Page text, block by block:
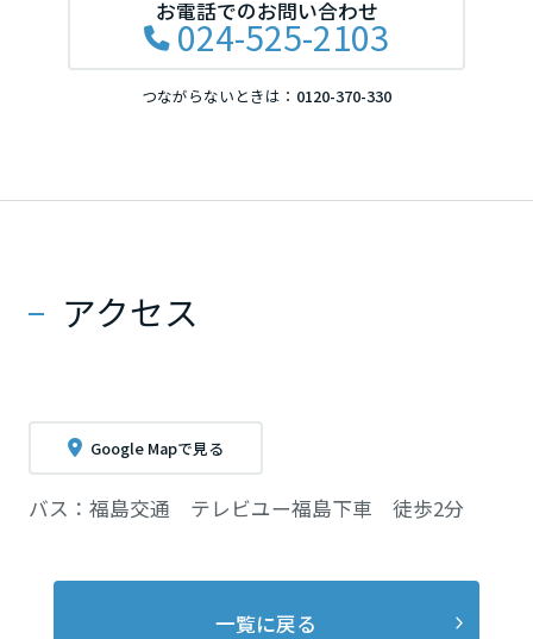
お電話でのお問い合わせ
024-525-2103
つながらないときは： 0120-370-330
アクセス
Google Mapで見る
バス：福島交通 テレビユー福島下車 徒歩2分
一覧に戻る